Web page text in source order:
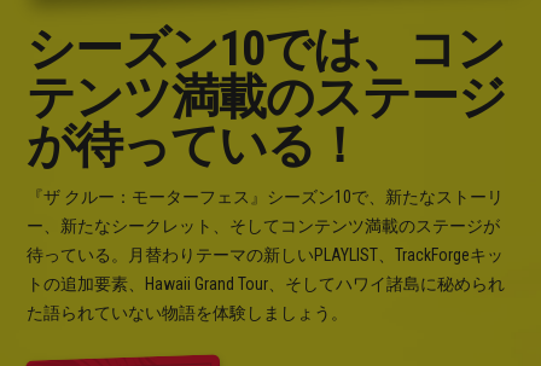
シーズン10では、コン
テンツ満載のステージ
が待っている！
『ザ クルー：モーターフェス』シーズン10で、新たなストーリ
ー、新たなシークレット、そしてコンテンツ満載のステージが
待っている。月替わりテーマの新しいPLAYLIST、TrackForgeキッ
トの追加要素、Hawaii Grand Tour、そしてハワイ諸島に秘められ
た語られていない物語を体験しましょう。